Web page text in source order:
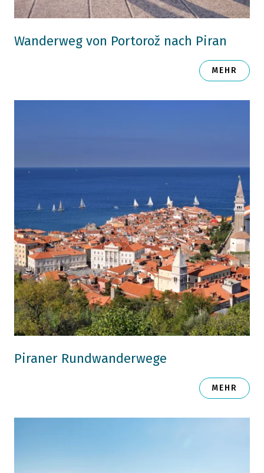
Wanderweg von Portorož nach Piran
MEHR
Piraner Rundwanderwege
MEHR